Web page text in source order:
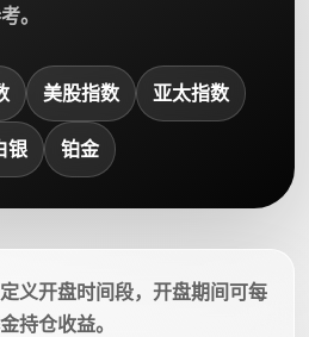
。
美股指数 亚太指数
银 铂金
义开盘时间段，开盘期间可每
持仓收益。